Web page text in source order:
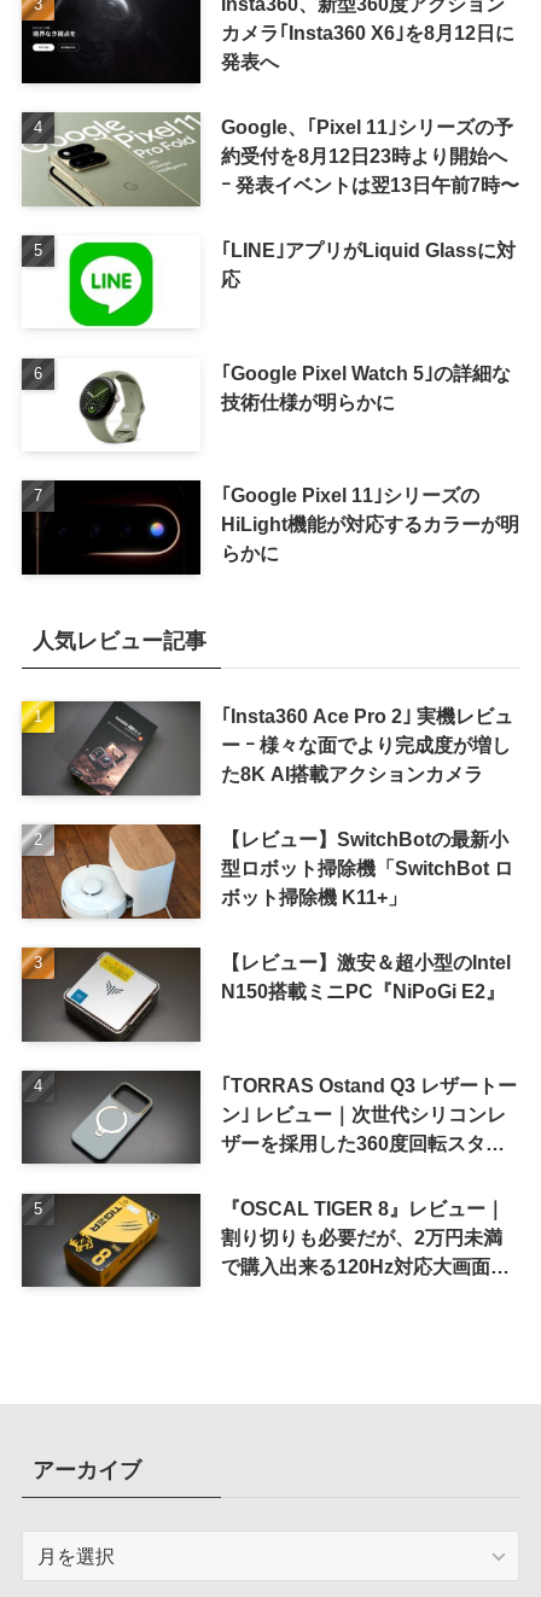
カメラ｢Insta360 X6｣を8月12日に
発表へ
Google、｢Pixel 11｣シリーズの予
約受付を8月12日23時より開始へ
ｰ 発表イベントは翌13日午前7時〜
｢LINE｣アプリがLiquid Glassに対
応
｢Google Pixel Watch 5｣の詳細な
技術仕様が明らかに
｢Google Pixel 11｣シリーズの
HiLight機能が対応するカラーが明
らかに
人気レビュー記事
｢Insta360 Ace Pro 2｣ 実機レビュ
ー ｰ 様々な面でより完成度が増し
た8K AI搭載アクションカメラ
【レビュー】SwitchBotの最新小
型ロボット掃除機「SwitchBot ロ
ボット掃除機 K11+」
【レビュー】激安＆超小型のIntel
N150搭載ミニPC『NiPoGi E2』
｢TORRAS Ostand Q3 レザートー
ン｣ レビュー｜次世代シリコンレ
ザーを採用した360度回転スタン
『OSCAL TIGER 8』レビュー｜
割り切りも必要だが、2万円未満
で購入出来る120Hz対応大画面ス
アーカイブ